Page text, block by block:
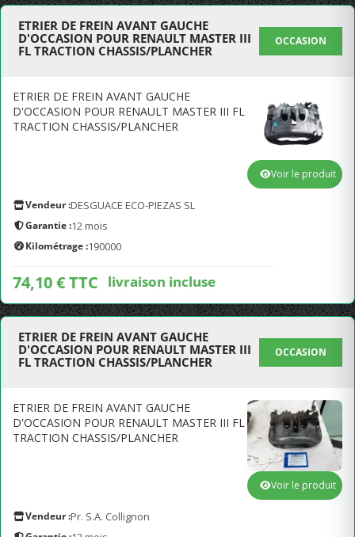
ETRIER DE FREIN AVANT GAUCHE
D'OCCASION POUR RENAULT MASTER III
FL TRACTION CHASSIS/PLANCHER
OCCASION
ETRIER DE FREIN AVANT GAUCHE
D'OCCASION POUR RENAULT MASTER III FL
TRACTION CHASSIS/PLANCHER
Vendeur :DESGUACE ECO-PIEZAS SL
Garantie :12 mois
Kilométrage :190000
74,10 € TTC livraison incluse
Voir le produit
ETRIER DE FREIN AVANT GAUCHE
D'OCCASION POUR RENAULT MASTER III
FL TRACTION CHASSIS/PLANCHER
OCCASION
ETRIER DE FREIN AVANT GAUCHE
D'OCCASION POUR RENAULT MASTER III FL
TRACTION CHASSIS/PLANCHER
Vendeur :Pr. S.A. Collignon
Voir le produit